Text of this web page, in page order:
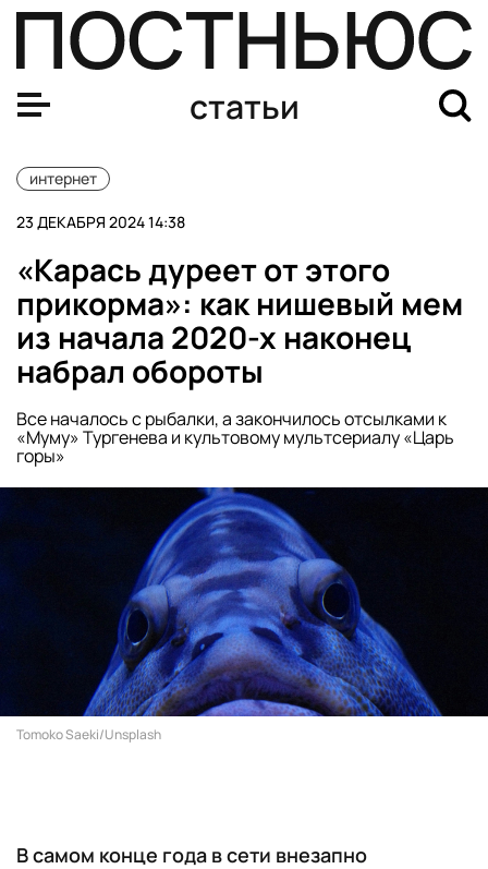
статьи
интернет
23 ДЕКАБРЯ 2024 14:38
«Карась дуреет от этого
прикорма»: как нишевый мем
из начала 2020-х наконец
набрал обороты
Все началось с рыбалки, а закончилось отсылками к
«Муму» Тургенева и культовому мультсериалу «Царь
горы»
Tomoko Saeki/Unsplash
В самом конце года в сети внезапно
Якутский рэпер Ya3: биография, откуда появился и